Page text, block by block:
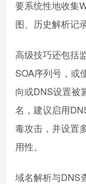
要系统性地收集
图、历史解析记
高级技巧还包括
SOA序列号，或
向或DNS设置被
名，建议启用
毒攻击，并设置
用性。
域名解析与DNS